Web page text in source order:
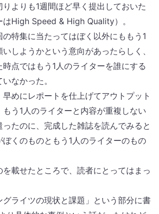
りよりも1週間ほど早く提出しておいた
はHigh Speed & High Quality）。
の特集に当たってはぼく以外にももう1
しようかという意向があったらしく、
点ではもう1人のライターを誰にする
なかった。
めにレポートを仕上げてアウトプット
もう1人のライターと内容が重複しない
ったのに、完成した雑誌を読んでみると
くのものともう1人のライターのもの
載せたところで、読者にとってはまっ
ライツの現状と課題」という部分に書